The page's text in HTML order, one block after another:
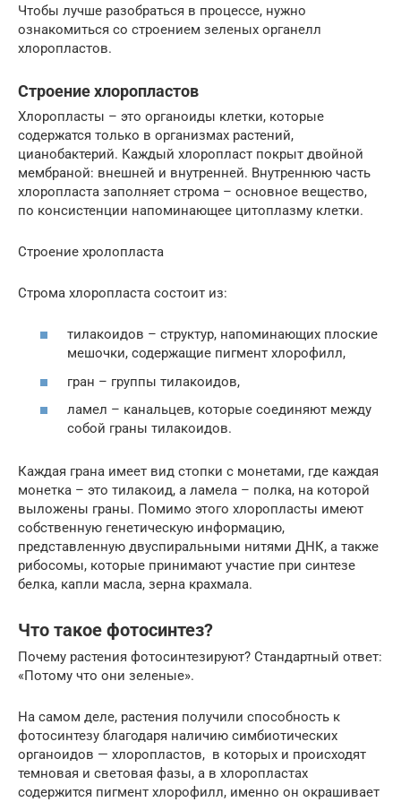
Чтобы лучше разобраться в процессе, нужно
ознакомиться со строением зеленых органелл
хлоропластов.
Строение хлоропластов
Хлоропласты – это органоиды клетки, которые
содержатся только в организмах растений,
цианобактерий. Каждый хлоропласт покрыт двойной
мембраной: внешней и внутренней. Внутреннюю часть
хлоропласта заполняет строма – основное вещество,
по консистенции напоминающее цитоплазму клетки.
Строение хролопласта
Строма хлоропласта состоит из:
тилакоидов – структур, напоминающих плоские
мешочки, содержащие пигмент хлорофилл,
гран – группы тилакоидов,
ламел – канальцев, которые соединяют между
собой граны тилакоидов.
Каждая грана имеет вид стопки с монетами, где каждая
монетка – это тилакоид, а ламела – полка, на которой
выложены граны. Помимо этого хлоропласты имеют
собственную генетическую информацию,
представленную двуспиральными нитями ДНК, а также
рибосомы, которые принимают участие при синтезе
белка, капли масла, зерна крахмала.
Что такое фотосинтез?
Почему растения фотосинтезируют? Стандартный ответ:
«Потому что они зеленые».
На самом деле, растения получили способность к
фотосинтезу благодаря наличию симбиотических
органоидов — хлоропластов, в которых и происходят
темновая и световая фазы, а в хлоропластах
содержится пигмент хлорофилл, именно он окрашивает